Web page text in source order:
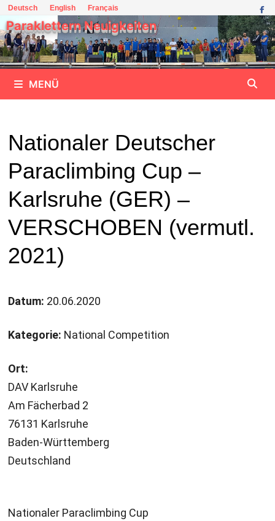
Zum
Inhalt
springen
Deutsch English Français
Paraklettern Neuigkeiten
MENÜ
Nationaler Deutscher
Paraclimbing Cup –
Karlsruhe (GER) –
VERSCHOBEN (vermutl.
2021)
Datum: 20.06.2020
Kategorie: National Competition
Ort:
DAV Karlsruhe
Am Fächerbad 2
76131 Karlsruhe
Baden-Württemberg
Deutschland
Nationaler Paraclimbing Cup